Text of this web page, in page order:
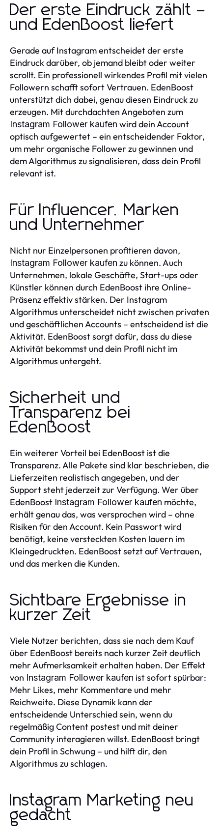
Der erste Eindruck zählt –
und EdenBoost liefert
Gerade auf Instagram entscheidet der erste
Eindruck darüber, ob jemand bleibt oder weiter
scrollt. Ein professionell wirkendes Profil mit vielen
Followern schafft sofort Vertrauen. EdenBoost
unterstützt dich dabei, genau diesen Eindruck zu
erzeugen. Mit durchdachten Angeboten zum
Instagram Follower kaufen wird dein Account
optisch aufgewertet – ein entscheidender Faktor,
um mehr organische Follower zu gewinnen und
dem Algorithmus zu signalisieren, dass dein Profil
relevant ist.
Für Influencer, Marken
und Unternehmer
Nicht nur Einzelpersonen profitieren davon,
Instagram Follower kaufen zu können. Auch
Unternehmen, lokale Geschäfte, Start-ups oder
Künstler können durch EdenBoost ihre Online-
Präsenz effektiv stärken. Der Instagram
Algorithmus unterscheidet nicht zwischen privaten
und geschäftlichen Accounts – entscheidend ist die
Aktivität. EdenBoost sorgt dafür, dass du diese
Aktivität bekommst und dein Profil nicht im
Algorithmus untergeht.
Sicherheit und
Transparenz bei
EdenBoost
Ein weiterer Vorteil bei EdenBoost ist die
Transparenz. Alle Pakete sind klar beschrieben, die
Lieferzeiten realistisch angegeben, und der
Support steht jederzeit zur Verfügung. Wer über
EdenBoost Instagram Follower kaufen möchte,
erhält genau das, was versprochen wird – ohne
Risiken für den Account. Kein Passwort wird
benötigt, keine versteckten Kosten lauern im
Kleingedruckten. EdenBoost setzt auf Vertrauen,
und das merken die Kunden.
Sichtbare Ergebnisse in
kurzer Zeit
Viele Nutzer berichten, dass sie nach dem Kauf
über EdenBoost bereits nach kurzer Zeit deutlich
mehr Aufmerksamkeit erhalten haben. Der Effekt
von Instagram Follower kaufen ist sofort spürbar:
Mehr Likes, mehr Kommentare und mehr
Reichweite. Diese Dynamik kann der
entscheidende Unterschied sein, wenn du
regelmäßig Content postest und mit deiner
Community interagieren willst. EdenBoost bringt
dein Profil in Schwung – und hilft dir, den
Algorithmus zu schlagen.
Instagram Marketing neu
gedacht